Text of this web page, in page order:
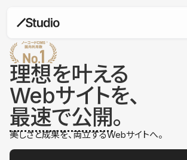
理想を叶える
Webサイトを、
最速で公開。
美しさと成果を、両立するWebサイトへ。